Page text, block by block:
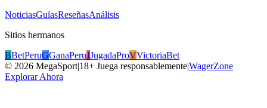
NoticiasGuíasReseñasAnálisis
Sitios hermanos
BBetPeruGGanaPeruJJugadaProVVictoriaBet
© 2026 MegaSport|18+ Juega responsablemente|WagerZone
Explorar Ahora